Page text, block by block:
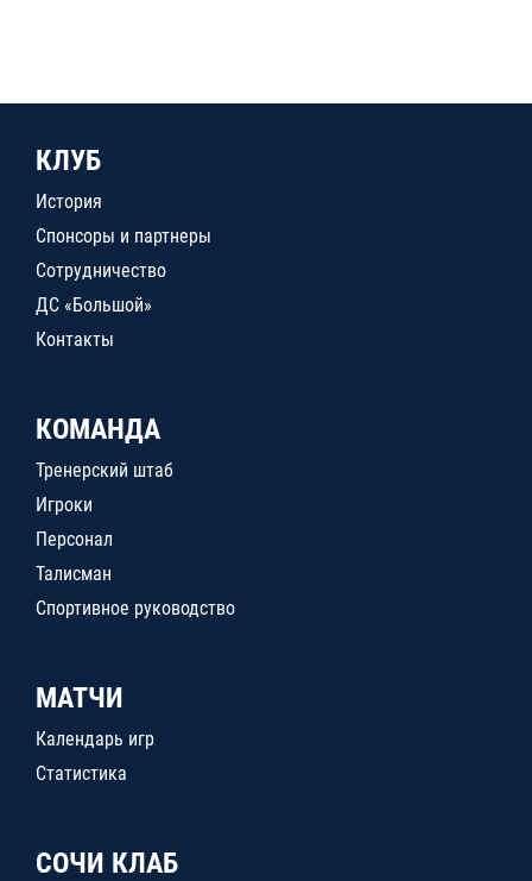
КЛУБ
История
Спонсоры и партнеры
Сотрудничество
ДС «Большой»
Контакты
КОМАНДА
Тренерский штаб
Игроки
Персонал
Талисман
Спортивное руководство
МАТЧИ
Календарь игр
Статистика
СОЧИ КЛАБ